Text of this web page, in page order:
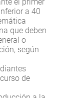
a 40
que deben
o
según
de